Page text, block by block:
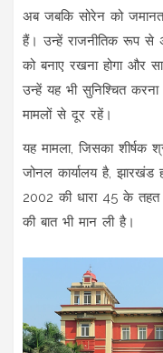
अब जबकि सोरेन को
हैं। उन्हें राजनीतिक रूप से
को बनाए रखना होगा और
उन्हें यह भी सुनिश्चित करना
मामलों से दूर रहें।
यह मामला, जिसका शीर्षक
जोनल कार्यालय है, झारखंड
2002 की धारा 45 के तहत
की बात भी मान ली है।